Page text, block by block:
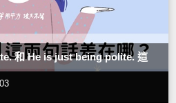
和 He is just being polite. 這